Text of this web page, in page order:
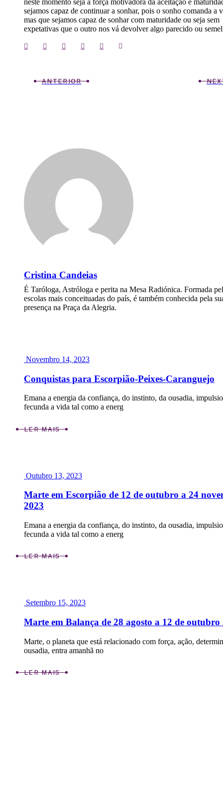
sejamos capaz de continuar a sonhar, pois o sonho comanda a
mas que sejamos capaz de sonhar com maturidade ou seja sem
expetativas que o outro nos vá devolver algo parecido ou
ANTERIOR
Cristina Candeias
É Taróloga, Astróloga e perita na Mesa Radiónica. Formada
escolas mais conceituadas do país, é também conhecida pela
presença na Praça da Alegria.
Novembro 14, 2023
Conquistas para Escorpião-Peixes-Caranguejo
Emana a energia da confiança, do instinto, da ousadia,
fecunda a vida tal como a energ
LER MAIS
Outubro 13, 2023
Marte em Escorpião de 12 de outubro a 24
2023
Emana a energia da confiança, do instinto, da ousadia,
fecunda a vida tal como a energ
LER MAIS
Setembro 15, 2023
Marte em Balança de 28 agosto a 12 de outubro
Marte, o planeta que está relacionado com força, ação,
ousadia, entra amanhã no
LER MAIS